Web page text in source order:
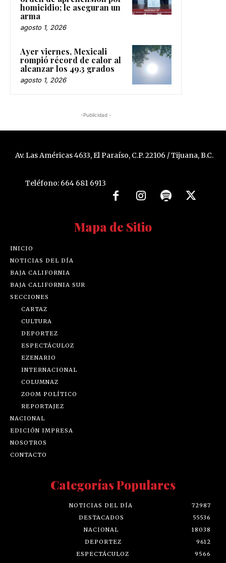
homicidio; le aseguran un
arma
agosto 1, 2026
Ayer viernes, Mexicali
rompió récord de calor al
alcanzar los 49.3 grados
agosto 1, 2026
-Publicidad -
Av. Las Américas 4633, El Paraíso, C.P. 22106 / Tijuana, B.C.
Teléfono: 664 681 6913
Mapa de Sitio
INICIO
NOTICIAS DEL DÍA
BAJA CALIFORNIA
BAJA CALIFORNIA SUR
SECCIONES
CARTAZ
CULTURA
DEPORTEZ
ESPECTÁCULOZ
EZENARIO
INTERNACIONAL
COLUMNAZ
ZOOM POLÍTICO
REPORTAJEZ
NACIONAL
EDICIÓN IMPRESA
NOSOTROS
CONTACTO
Categorías Populares
NOTICIAS DEL DÍA
72987
DESTACADOS
55536
NACIONAL
18038
DEPORTEZ
9612
ESPECTÁCULOZ
9566